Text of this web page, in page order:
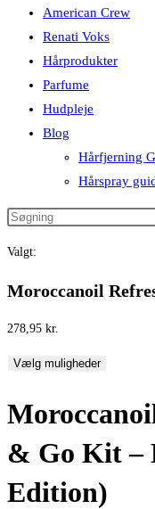
American Crew
Renati Voks
Hårprodukter
Parfume
Hudpleje
Blog
Hårfjerning
Hårspray
Valgt:
Moroccanoil
278,95 kr.
Vælg muligheder
& Go Kit –
Edition)